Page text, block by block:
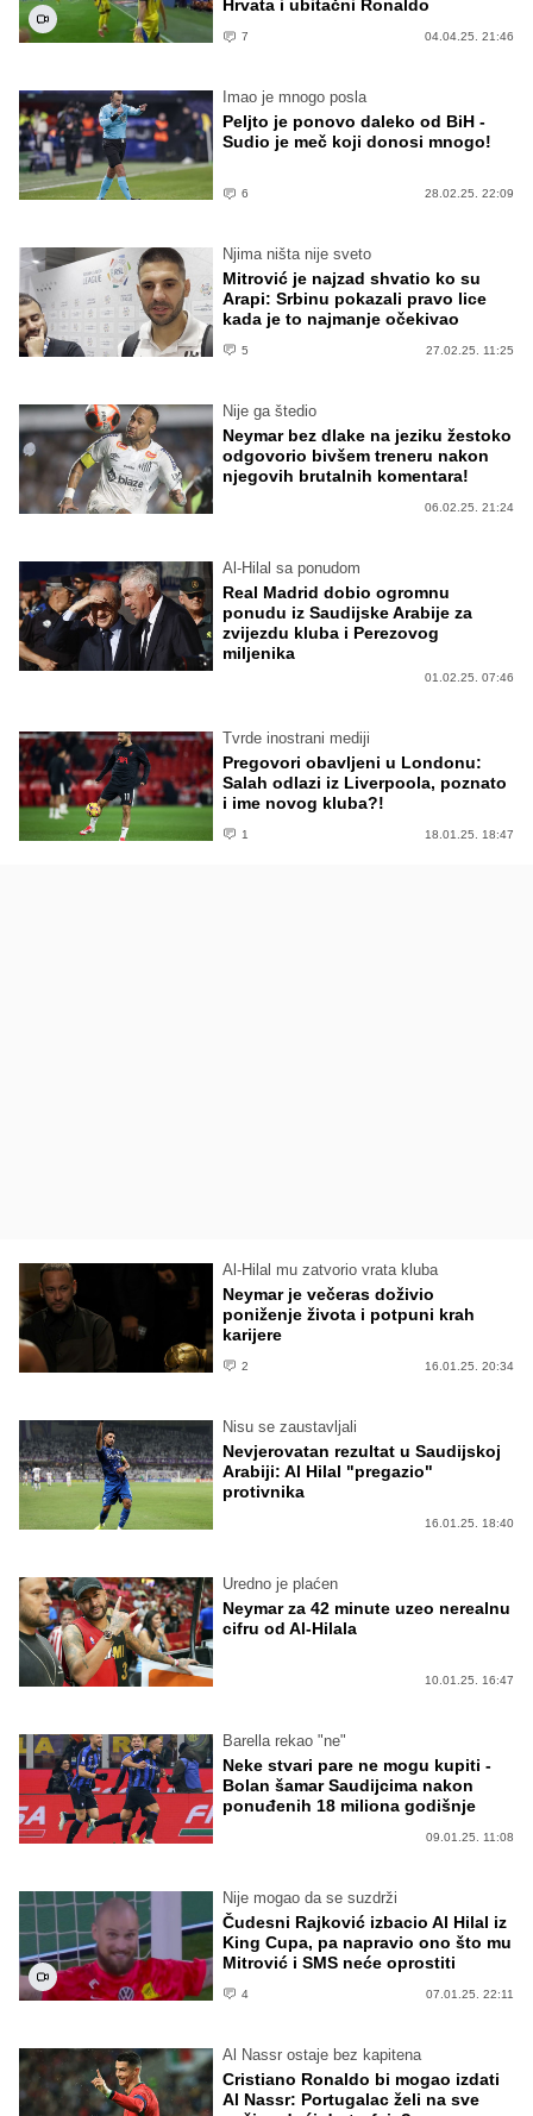
Hrvata i ubitačni Ronaldo
7 04.04.25. 21:46
Imao je mnogo posla
Peljto je ponovo daleko od BiH -
Sudio je meč koji donosi mnogo!
6 28.02.25. 22:09
Njima ništa nije sveto
Mitrović je najzad shvatio ko su
Arapi: Srbinu pokazali pravo lice
kada je to najmanje očekivao
5 27.02.25. 11:25
Nije ga štedio
Neymar bez dlake na jeziku žestoko
odgovorio bivšem treneru nakon
njegovih brutalnih komentara!
06.02.25. 21:24
Al-Hilal sa ponudom
Real Madrid dobio ogromnu
ponudu iz Saudijske Arabije za
zvijezdu kluba i Perezovog
miljenika
01.02.25. 07:46
Tvrde inostrani mediji
Pregovori obavljeni u Londonu:
Salah odlazi iz Liverpoola, poznato
i ime novog kluba?!
1 18.01.25. 18:47
Al-Hilal mu zatvorio vrata kluba
Neymar je večeras doživio
poniženje života i potpuni krah
karijere
2 16.01.25. 20:34
Nisu se zaustavljali
Nevjerovatan rezultat u Saudijskoj
Arabiji: Al Hilal "pregazio"
protivnika
16.01.25. 18:40
Uredno je plaćen
Neymar za 42 minute uzeo nerealnu
cifru od Al-Hilala
10.01.25. 16:47
Barella rekao "ne"
Neke stvari pare ne mogu kupiti -
Bolan šamar Saudijcima nakon
ponuđenih 18 miliona godišnje
09.01.25. 11:08
Nije mogao da se suzdrži
Čudesni Rajković izbacio Al Hilal iz
King Cupa, pa napravio ono što mu
Mitrović i SMS neće oprostiti
4 07.01.25. 22:11
Al Nassr ostaje bez kapitena
Cristiano Ronaldo bi mogao izdati
Al Nassr: Portugalac želi na sve